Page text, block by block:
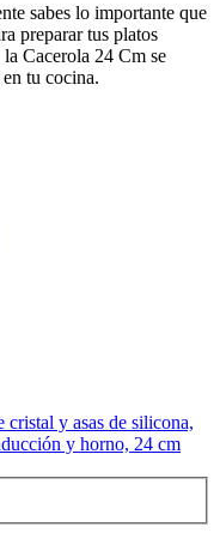
sabes lo importante que
preparar tus platos
Cacerola 24 Cm se
tu cocina.
y asas de silicona,
y horno, 24 cm